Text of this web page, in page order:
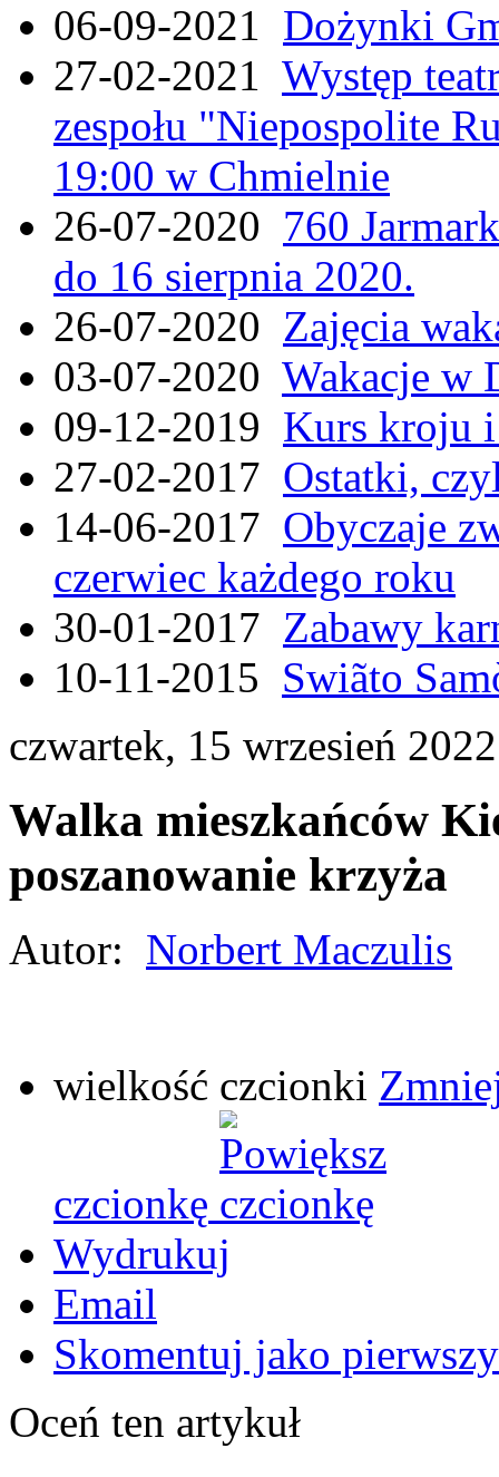
06-09-2021 Dożynki
27-02-2021 Występ
zespołu "Niepospolite
19:00 w Chmielnie
26-07-2020 760
do 16 sierpnia 2020.
26-07-2020 Zajęcia
03-07-2020 Wakacje w
09-12-2019 Kurs kroju i
27-02-2017 Ostatki,
14-06-2017 Obyczaje
czerwiec każdego roku
30-01-2017 Zabawy
10-11-2015 Swiãto
czwartek, 15 wrzesień
Walka mieszkańców
poszanowanie krzyża
Autor: Norbert Maczulis
wielkość czcionki
czcionkę
Wydrukuj
Email
Skomentuj jako
Oceń ten artykuł